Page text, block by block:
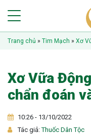
Trang chủ » Tim Mạch » Xơ
Xơ Vữa
chẩn đoán
10:26 - 13/10/2022
Tác giả:Thuốc Dân Tộc